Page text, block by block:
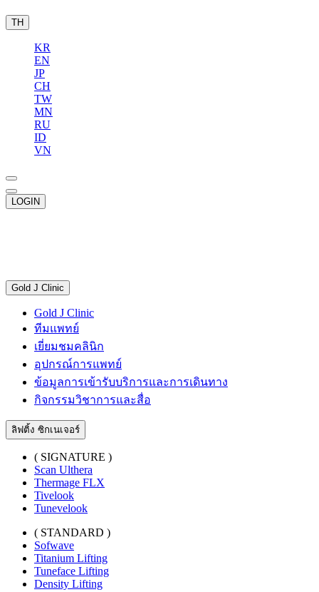
TH
KR
EN
JP
CH
TW
MN
RU
ID
VN
LOGIN
Gold J Clinic
Gold J Clinic
ทีมแพทย์
เยี่ยมชมคลินิก
อุปกรณ์การแพทย์
ข้อมูลการเข้ารับบริการและการเดินทาง
กิจกรรมวิชาการและสื่อ
ลิฟติ้ง ซิกเนเจอร์
( SIGNATURE )
Scan Ulthera
Thermage FLX
Tivelook
Tunevelook
( STANDARD )
Sofwave
Titanium Lifting
Tuneface Lifting
Density Lifting